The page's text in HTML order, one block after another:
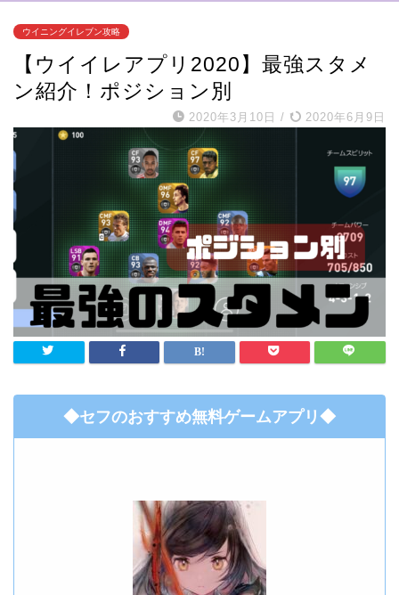
ウイニングイレブン攻略
【ウイイレアプリ2020】最強スタメ
ン紹介！ポジション別
2020年3月10日 / 2020年6月9日
◆セフのおすすめ無料ゲームアプリ◆